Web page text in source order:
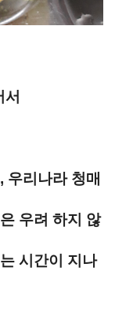
서
우리나라 청매
우려 하지 않
시간이 지나